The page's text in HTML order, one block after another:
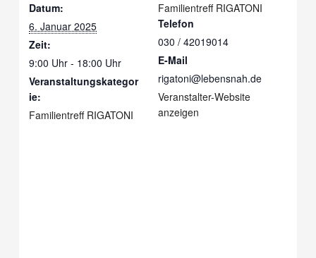
Datum:
6. Januar 2025
Zeit:
9:00 Uhr - 18:00 Uhr
Veranstaltungskategor
ie:
Familientreff RIGATONI
Familientreff RIGATONI
Telefon
030 / 42019014
E-Mail
rigatoni@lebensnah.de
Veranstalter-Website
anzeigen